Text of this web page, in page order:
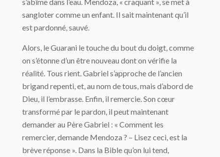
sangloter comme un enfant. Il sait maintenant qu’il
est pardonné, sauvé.
Alors, le Guarani le touche du bout du doigt, comme
on s’étonne d’un être nouveau dont on vérifie la
réalité. Tous rient. Gabriel s’approche de l’ancien
brigand repenti, et, au nom de tous, mais d’abord de
Dieu, il l’embrasse. Enfin, il remercie. Son cœur
transformé par le pardon, il peut maintenant
demander au Père Gabriel : « Comment les
remercier, demande Mendoza ? – Lisez ceci, est la
brève réponse ». Dans la Bible qu’on lui tend,